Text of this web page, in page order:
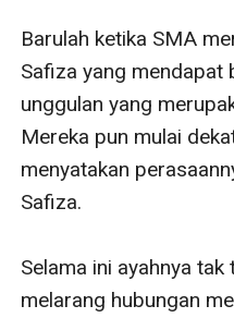
Barulah ketika SMA
Safiza yang mendapat
unggulan yang
Mereka pun mulai
menyatakan
Safiza.
Selama ini ayahnya
melarang hubungan